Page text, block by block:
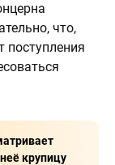
что,
поступления
крупицу